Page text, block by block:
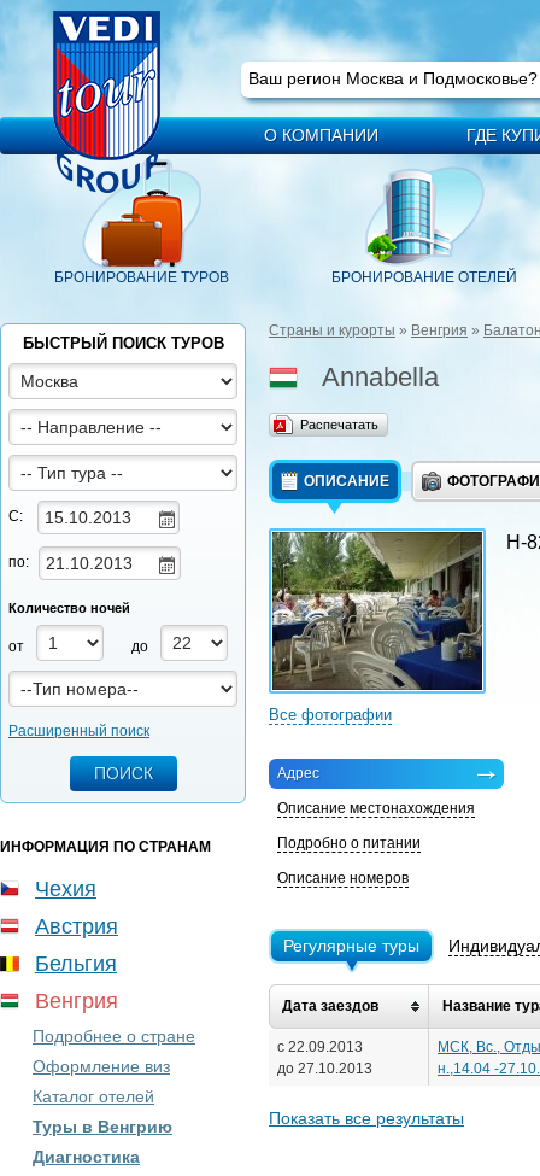
Ваш регион Москва и
Ваш регионМосква
О КОМПАНИИ ГДЕ
БРОНИРОВАНИЕ ТУРОВ БРОНИРОВАНИЕ ОТЕЛЕЙ
БЫСТРЫЙ ПОИСК ТУРОВ
С:
по:
Количество ночей
от до
Расширенный поиск
ИНФОРМАЦИЯ ПО СТРАНАМ
Чехия
Австрия
Бельгия
Венгрия
Подробнее о стране
Оформление виз
Каталог отелей
Туры в Венгрию
Диагностика
Страны и курорты » Венгрия »
Annabella
Распечатать
ОПИСАНИЕ
Все фотографии
Адрес
Описание местонахождения
Подробно о питании
Описание номеров
H-
Регулярные туры
Дата заездов Название
с 22.09.2013
до 27.10.2013
МСК, Вс.,
н.,14.04 -
Показать все результаты